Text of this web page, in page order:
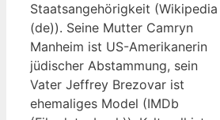
Staatsangehörigkeit (Wikipedia
(de)). Seine Mutter Camryn
Manheim ist US-Amerikanerin
jüdischer Abstammung, sein
Vater Jeffrey Brezovar ist
ehemaliges Model (IMDb